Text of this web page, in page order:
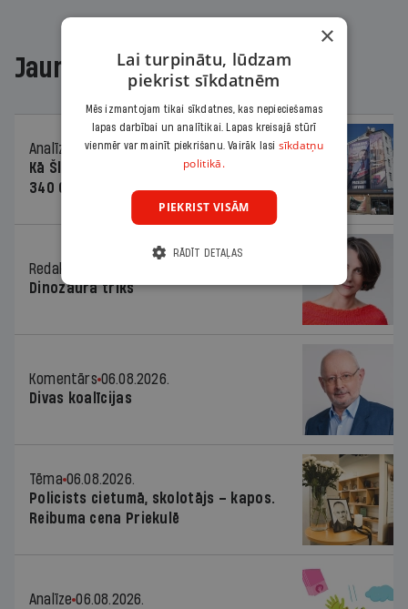
Jaunākajā žurnālā
Analīze
06.08.2026.
Kā Šlesera partija palika nesodīta par
340 000 vērtu reklāmas kampaņu
Redaktores sleja
Dinozaura triks
Komentārs 06.08.2026.
Divas koalīcijas
Tēma 06.08.2026.
Policists cietumā, skolotājs – kapos.
Reibuma cena Priekulē
Analīze 06.08.2026.
×
Lai turpinātu, lūdzam
piekrist sīkdatnēm
Mēs izmantojam tikai sīkdatnes, kas nepieciešamas
lapas darbībai un analītikai. Lapas kreisajā stūrī
vienmēr var mainīt piekrišanu. Vairāk lasi sīkdatņu
politikā.
PIEKRIST VISĀM
RĀDĪT DETAĻAS